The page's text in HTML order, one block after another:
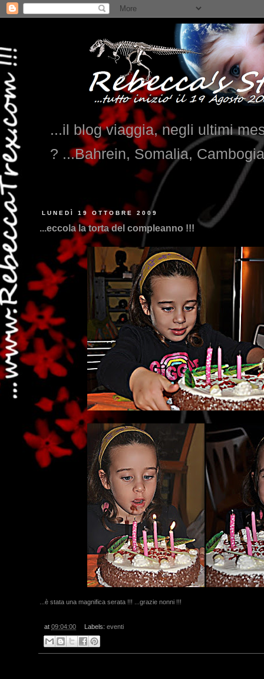
...il blog viaggia, negli ultimi
? ...Bahrein, Somalia,
...qui
LUNEDÌ 19 OTTOBRE 2009
...eccola la torta del compleanno !!!
...è stata una magnifica serata !!! ...grazie nonni !!!
at 09:04:00 Labels: eventi